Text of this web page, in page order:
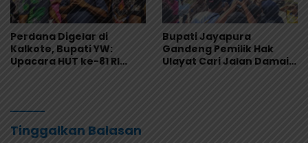
Perdana Digelar di
Kalkote, Bupati YW:
Upacara HUT ke-81 RI
Bupati Jayapura
Gandeng Pemilik Hak
Ulayat Cari Jalan Damai,
Tinggalkan Balasan